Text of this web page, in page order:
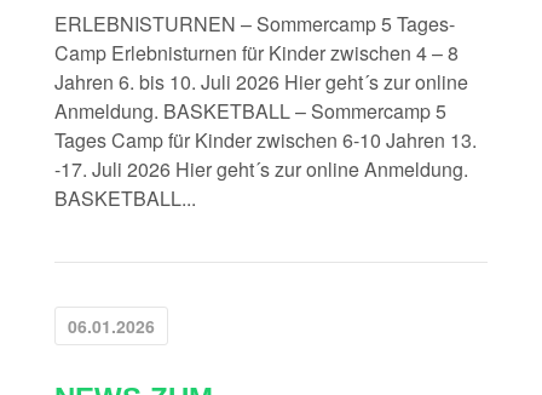
ERLEBNISTURNEN – Sommercamp 5 Tages-
Camp Erlebnisturnen für Kinder zwischen 4 – 8
Jahren 6. bis 10. Juli 2026 Hier geht´s zur online
Anmeldung. BASKETBALL – Sommercamp 5
Tages Camp für Kinder zwischen 6-10 Jahren 13.
-17. Juli 2026 Hier geht´s zur online Anmeldung.
BASKETBALL...
06.01.2026